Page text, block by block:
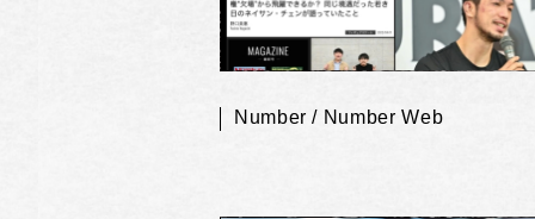
Number / Number Web